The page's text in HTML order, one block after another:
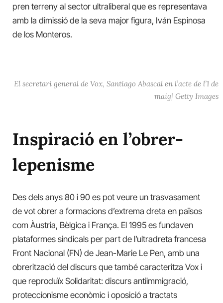
pren terreny al sector ultraliberal que es representava
amb la dimissió de la seva major figura, Iván Espinosa
de los Monteros.
El secretari general de Vox, Santiago Abascal en l’acte de l’1 de
maig| Getty Images
Inspiració en l’obrer-
lepenisme
Des dels anys 80 i 90 es pot veure un trasvasament
de vot obrer a formacions d’extrema dreta en països
com Àustria, Bèlgica i França. El 1995 es fundaven
plataformes sindicals per part de l’ultradreta francesa
Front Nacional (FN) de Jean-Marie Le Pen, amb una
obrerització del discurs que també caracteritza Vox i
que reproduïx Solidaritat: discurs antiimmigració,
proteccionisme econòmic i oposició a tractats